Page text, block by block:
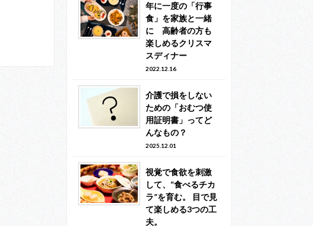
年に一度の「行事
食」を家族と一緒
に 高齢者の方も
楽しめるクリスマ
スディナー
2022.12.16
介護で損をしない
ための「おむつ使
用証明書」ってど
んなもの？
2025.12.01
視覚で食欲を刺激
して、“食べるチカ
ラ”を育む。 目で見
て楽しめる3つの工
夫。